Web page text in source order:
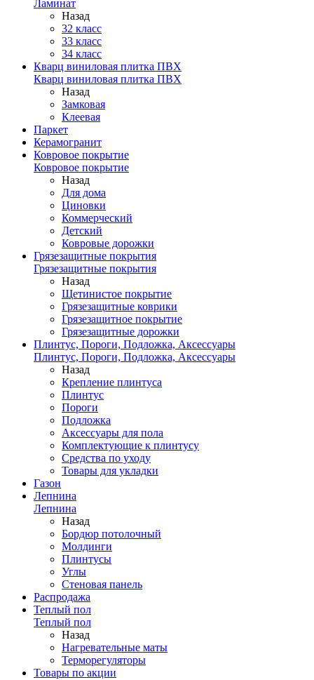
Ламинат
Назад
32 класс
33 класс
34 класс
Кварц виниловая плитка ПВХ
Кварц виниловая плитка ПВХ
Назад
Замковая
Клеевая
Паркет
Керамогранит
Ковровое покрытие
Ковровое покрытие
Назад
Для дома
Циновки
Коммерческий
Детский
Ковровые дорожки
Грязезащитные покрытия
Грязезащитные покрытия
Назад
Щетинистое покрытие
Грязезащитные коврики
Грязезащитное покрытие
Грязезащитные дорожки
Плинтус, Пороги, Подложка, Аксессуары
Плинтус, Пороги, Подложка, Аксессуары
Назад
Крепление плинтуса
Плинтус
Пороги
Подложка
Аксессуары для пола
Комплектующие к плинтусу
Средства по уходу
Товары для укладки
Газон
Лепнина
Лепнина
Назад
Бордюр потолочный
Молдинги
Плинтусы
Углы
Стеновая панель
Распродажа
Теплый пол
Теплый пол
Назад
Нагревательные маты
Терморегуляторы
Товары по акции